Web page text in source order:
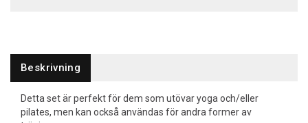
Beskrivning
Detta set är perfekt för dem som utövar yoga och/eller
pilates, men kan också användas för andra former av